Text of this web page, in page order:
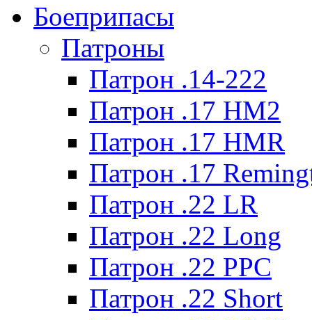
Боеприпасы
Патроны
Патрон .14-222
Патрон .17 HM2
Патрон .17 HMR
Патрон .17
Патрон .22 LR
Патрон .22 Long
Патрон .22 PPC
Патрон .22 Short